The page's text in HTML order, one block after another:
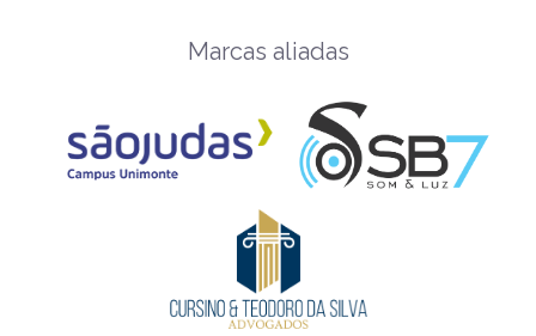
Marcas aliadas